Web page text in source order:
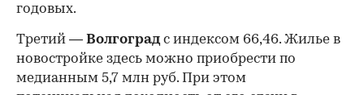
годовых.
Третий — Волгоград с индексом 66,46. Жилье в
новостройке здесь можно приобрести по
медианным 5,7 млн руб. При этом